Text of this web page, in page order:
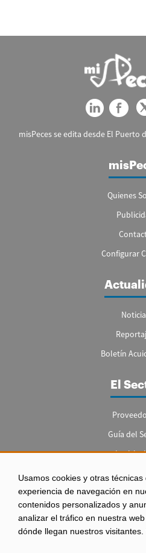
Usamos cookies y otras
experiencia de navegación en
contenidos personalizados y
analizar el tráfico en nuestra
dónde llegan nuestros visitantes.
misPeces se edita desde El Puerto
Quienes
Configurar
Boletín
El
Guía del
Aviso